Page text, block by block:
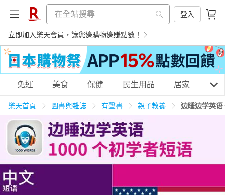
登入
立即加入樂天會員，讓您邊購物邊賺點數！
購物網分類
天天免運 美食蛋糕 養生保健
居家生活
免運 美食 保健 民生用品 居家 3C
樂天首頁 圖書與雜誌 有聲書 親子教養 边睡边学英